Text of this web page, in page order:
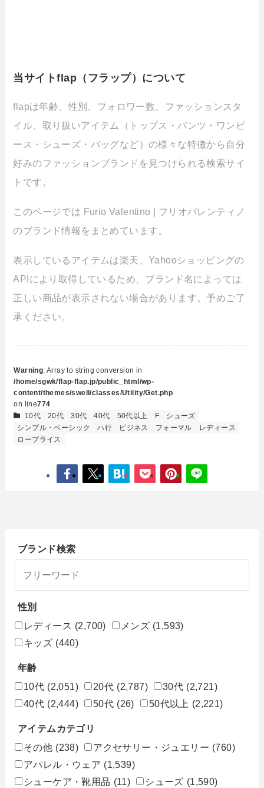
当サイトflap（フラップ）について
flapは年齢、性別、フォロワー数、ファッションスタ
イル、取り扱いアイテム（トップス・パンツ・ワンピ
ース・シューズ・バッグなど）の様々な特徴から自分
好みのファッションブランドを見つけられる検索サイ
トです。
このページでは Furio Valentino | フリオバレンティノ
のブランド情報をまとめています。
表示しているアイテムは楽天、Yahooショッピングの
APIにより取得しているため、ブランド名によっては
正しい商品が表示されない場合があります。予めご了
承ください。
Warning: Array to string conversion in
/home/sgwk/flap-flap.jp/public_html/wp-
content/themes/swell/classes/Utility/Get.php
on line774
10代
20代 30代 40代 50代以上 F
シューズ
シンプル・ベーシック
ハ行 ビジネス フォーマル
レディース
ロープライス
ブランド検索
性別
レディース (2,700) メンズ (1,593)
キッズ (440)
年齢
10代 (2,051) 20代 (2,787) 30代 (2,721)
40代 (2,444) 50代 (26) 50代以上 (2,221)
アイテムカテゴリ
その他 (238) アクセサリー・ジュエリー (760)
アパレル・ウェア (1,539)
シューケア・靴用品 (11) シューズ (1,590)